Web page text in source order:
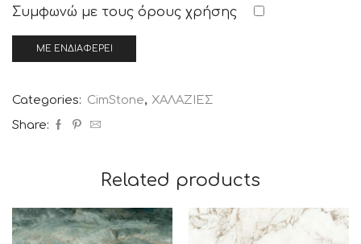
Συμφωνώ με τους όρους χρήσης
Categories: CimStone, ΧΑΛΑΖΙΕΣ
Share:
Related products